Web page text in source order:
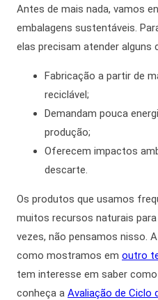
Antes de mais nada, vamos
embalagens sustentáveis.
elas precisam atender alguns
Fabricação a partir de
reciclável;
Demandam pouca
produção;
Oferecem impactos
descarte.
Os produtos que usamos
muitos recursos naturais
vezes, não pensamos nisso.
como mostramos em outro
tem interesse em saber
conheça a Avaliação de Ciclo